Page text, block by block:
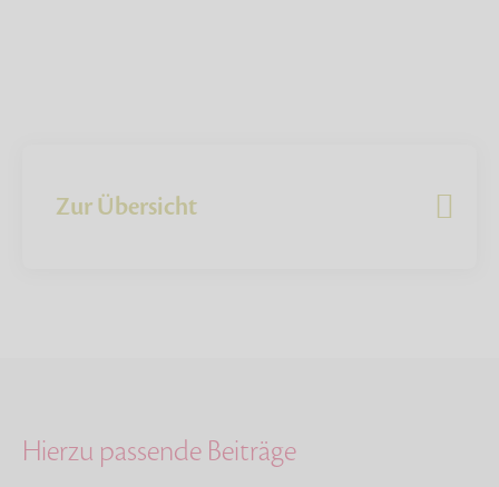
Zur Übersicht
Hierzu passende Beiträge